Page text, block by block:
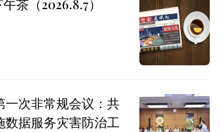
茶（2026.8.7）
一次非常规会议：共
数据服务灾害防治工